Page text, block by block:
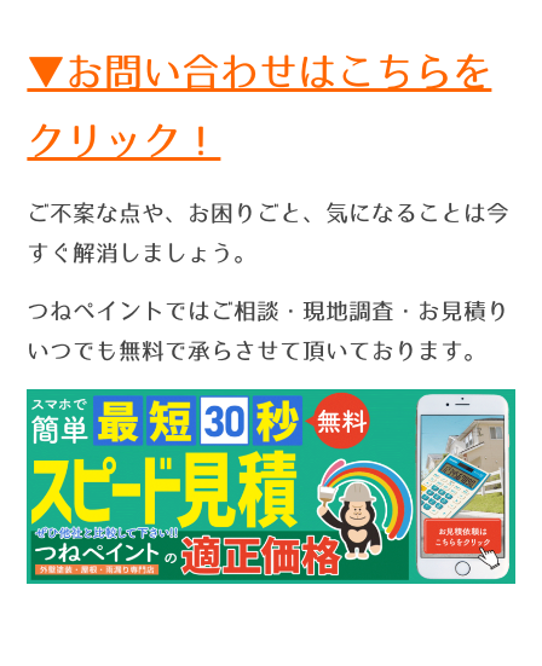
▼お問い合わせはこちらを
クリック！
ご不案な点や、お困りごと、気になることは今
すぐ解消しましょう。
つねペイントではご相談・現地調査・お見積り
いつでも無料で承らさせて頂いております。